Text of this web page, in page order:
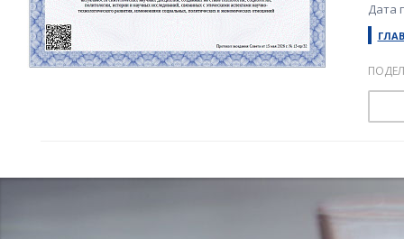
Дата